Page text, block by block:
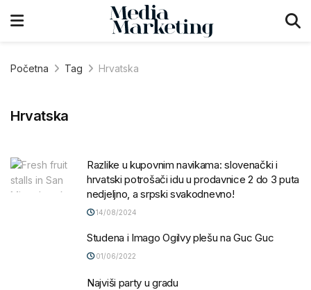
Početna Tag Hrvatska
Hrvatska
Razlike u kupovnim navikama: slovenački i
hrvatski potrošači idu u prodavnice 2 do 3 puta
nedjeljno, a srpski svakodnevno!
14/08/2024
Studena i Imago Ogilvy plešu na Guc Guc
01/06/2022
Najviši party u gradu